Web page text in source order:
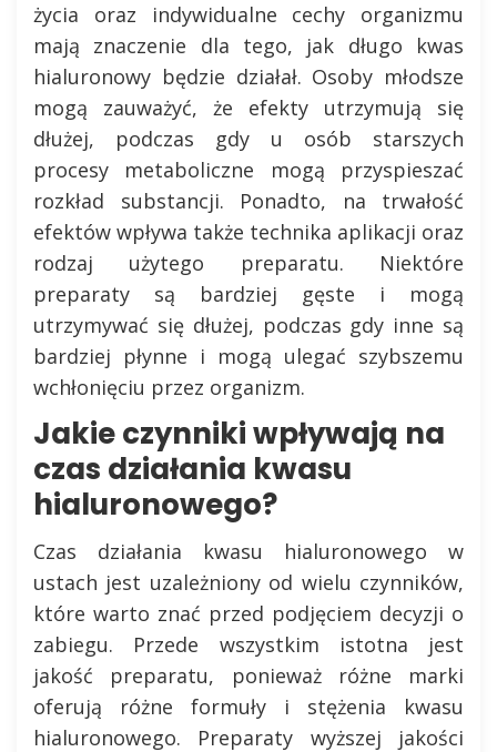
życia oraz indywidualne cechy organizmu
mają znaczenie dla tego, jak długo kwas
hialuronowy będzie działał. Osoby młodsze
mogą zauważyć, że efekty utrzymują się
dłużej, podczas gdy u osób starszych
procesy metaboliczne mogą przyspieszać
rozkład substancji. Ponadto, na trwałość
efektów wpływa także technika aplikacji oraz
rodzaj użytego preparatu. Niektóre
preparaty są bardziej gęste i mogą
utrzymywać się dłużej, podczas gdy inne są
bardziej płynne i mogą ulegać szybszemu
wchłonięciu przez organizm.
Jakie czynniki wpływają na
czas działania kwasu
hialuronowego?
Czas działania kwasu hialuronowego w
ustach jest uzależniony od wielu czynników,
które warto znać przed podjęciem decyzji o
zabiegu. Przede wszystkim istotna jest
jakość preparatu, ponieważ różne marki
oferują różne formuły i stężenia kwasu
hialuronowego. Preparaty wyższej jakości